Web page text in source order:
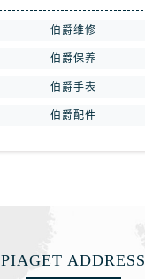
伯爵维修
伯爵保养
伯爵手表
伯爵配件
PIAGET ADDRESS